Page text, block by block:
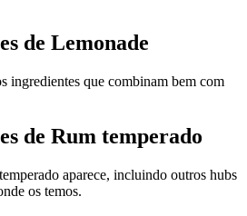
de Lemonade
ingredientes que combinam bem com
de Rum temperado
aparece, incluindo outros hubs
os temos.